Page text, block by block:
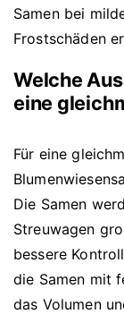
Samen bei
Frostschäden
Welche
eine
Für eine
Die Samen
Streuwagen
bessere
die Samen mit
das Volumen